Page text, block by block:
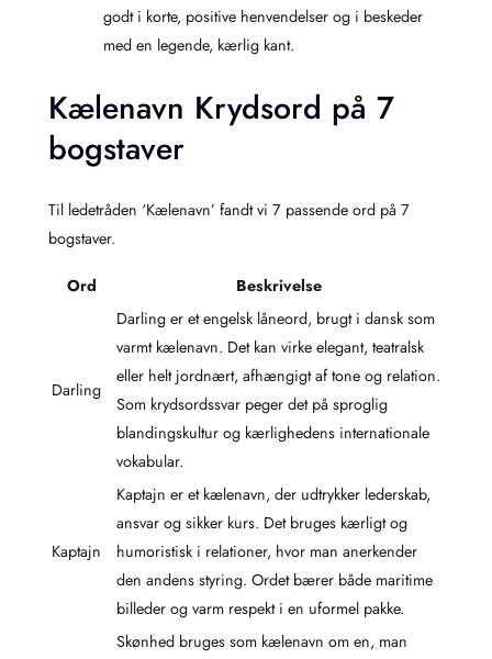
godt i korte, positive henvendelser og i beskeder
med en legende, kærlig kant.
Kælenavn Krydsord på 7
bogstaver
Til ledetråden ‘Kælenavn’ fandt vi 7 passende ord på 7
bogstaver.
Ord Beskrivelse
Darling
Darling er et engelsk låneord, brugt i dansk som
varmt kælenavn. Det kan virke elegant, teatralsk
eller helt jordnært, afhængigt af tone og relation.
Som krydsordssvar peger det på sproglig
blandingskultur og kærlighedens internationale
vokabular.
Kaptajn
Kaptajn er et kælenavn, der udtrykker lederskab,
ansvar og sikker kurs. Det bruges kærligt og
humoristisk i relationer, hvor man anerkender
den andens styring. Ordet bærer både maritime
billeder og varm respekt i en uformel pakke.
Skønhed bruges som kælenavn om en, man